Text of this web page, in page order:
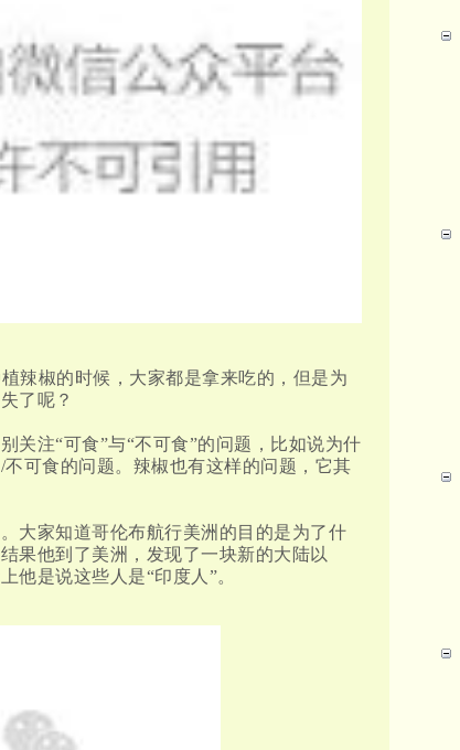
辣椒的时候，大家都是拿来吃的，但是为
了呢？
关注“可食”与“不可食”的问题，比如说为什
可食的问题。辣椒也有这样的问题，它其
大家知道哥伦布航行美洲的目的是为了什
果他到了美洲，发现了一块新的大陆以
他是说这些人是“印度人”。